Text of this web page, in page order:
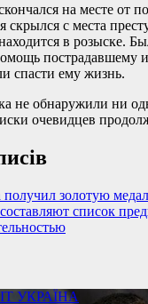
на месте от
скрылся с места
в розыске.
пострадавшему
спасти ему жизнь.
не обнаружили ни
очевидцев
золотую
список
УКРАЇНА